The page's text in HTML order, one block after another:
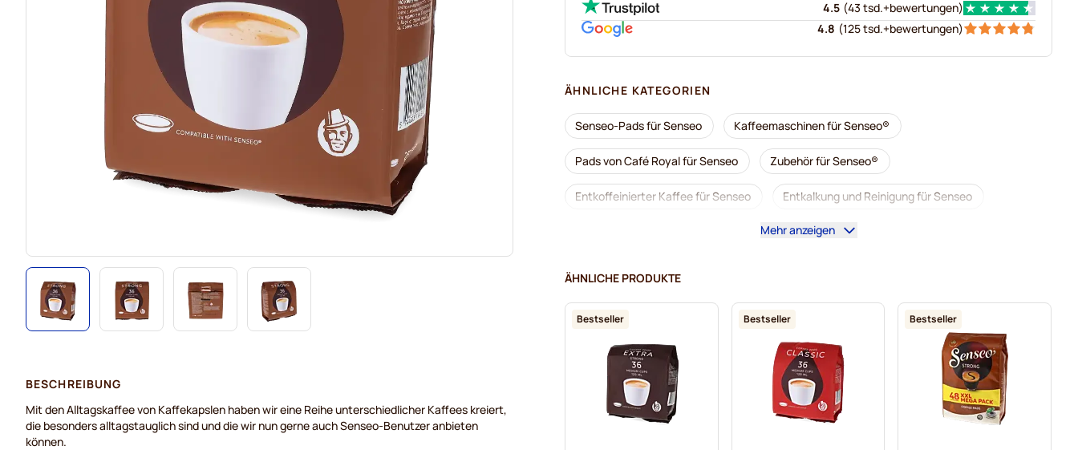
4.5 (43 tsd.+bewertungen)
4.8 (125 tsd.+bewertungen)
ÄHNLICHE KATEGORIEN
Senseo-Pads für Senseo Kaffeemaschinen für Senseo®
Pads von Café Royal für Senseo Zubehör für Senseo®
Entkoffeinierter Kaffee für Senseo Entkalkung und Reinigung für Senseo
Pads von Café René für Senseo
Pads von Marcilla für Senseo Pads von Gimoka für Senseo Pads für Senseo
Kaffekapslen für Senseo®
Mehr anzeigen
ÄHNLICHE PRODUKTE
Bestseller Bestseller Bestseller
BESCHREIBUNG
Mit den Alltagskaffee von Kaffekapslen haben wir eine Reihe unterschiedlicher Kaffees kreiert,
die besonders alltagstauglich sind und die wir nun gerne auch Senseo-Benutzer anbieten
können.